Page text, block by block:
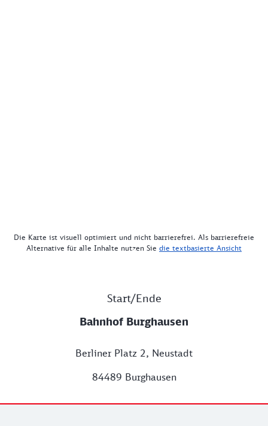
Die Karte ist visuell optimiert und nicht barrierefrei. Als barrierefreie
Alternative für alle Inhalte nutzen Sie die textbasierte Ansicht
Start/Ende
Bahnhof Burghausen
Berliner Platz 2, Neustadt
84489 Burghausen